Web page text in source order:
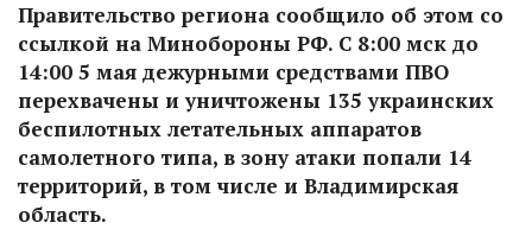
Правительство региона сообщило об этом со
ссылкой на Минобороны РФ. С 8:00 мск до
14:00 5 мая дежурными средствами ПВО
перехвачены и уничтожены 135 украинских
беспилотных летательных аппаратов
самолетного типа, в зону атаки попали 14
территорий, в том числе и Владимирская
область.